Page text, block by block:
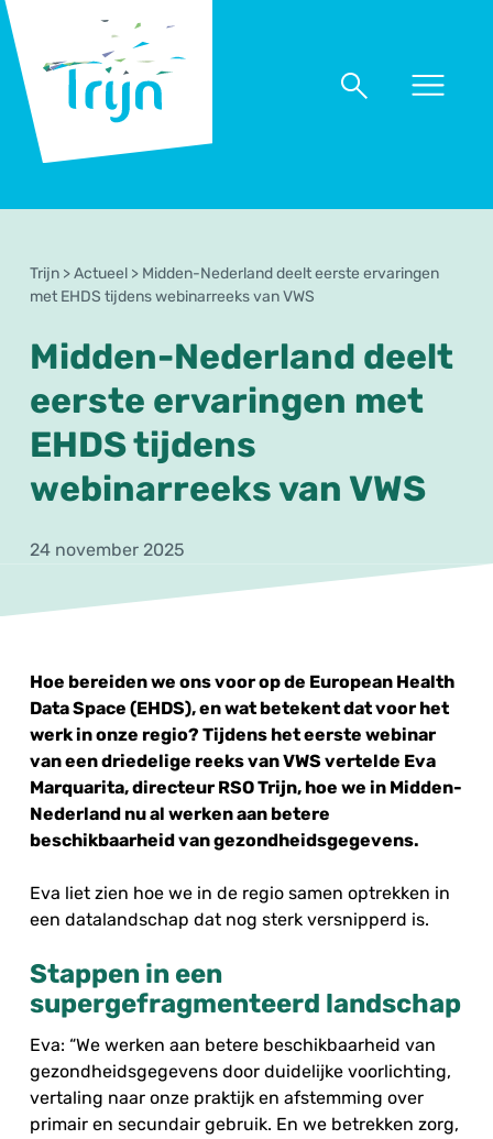
Trijn
Naar
Naar
Trijn >Actueel > Midden-Nederland deelt eerste ervaringen
met EHDS tijdens webinarreeks van VWS
Midden-Nederland deelt
eerste ervaringen met
EHDS tijdens
webinarreeks van VWS
24 november 2025
Hoe bereiden we ons voor op de European Health
Data Space (EHDS), en wat betekent dat voor het
werk in onze regio? Tijdens het eerste webinar
van een driedelige reeks van VWS vertelde Eva
Marquarita, directeur RSO Trijn, hoe we in Midden-
Nederland nu al werken aan betere
beschikbaarheid van gezondheidsgegevens.
Eva liet zien hoe we in de regio samen optrekken in
een datalandschap dat nog sterk versnipperd is.
Stappen in een
supergefragmenteerd landschap
Eva: “We werken aan betere beschikbaarheid van
gezondheidsgegevens door duidelijke voorlichting,
vertaling naar onze praktijk en afstemming over
primair en secundair gebruik. En we betrekken zorg,